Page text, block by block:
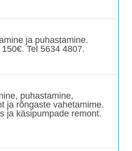
ja puhastamine.
Tel 5634 4807.
puhastamine,
ja rõngaste vahetamime.
ja käsipumpade remont.